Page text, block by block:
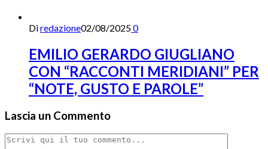
Diredazione02/08/20250
EMILIO GERARDO GIUGLIANO
CON “RACCONTI MERIDIANI” PER
“NOTE, GUSTO E PAROLE”
Lascia un Commento